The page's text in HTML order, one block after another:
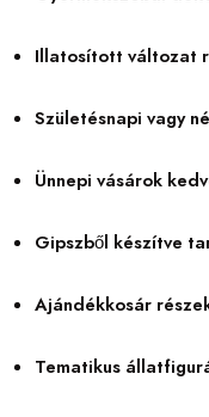
Illatosított változat
Születésnapi vagy
Ünnepi vásárok
Gipszből készítve
Ajándékkosár
Tematikus